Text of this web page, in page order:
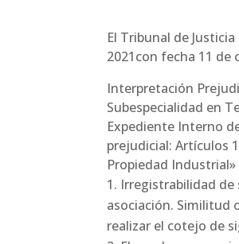
El Tribunal de
2021con fecha 11 de
Interpretación
Subespecialidad en
Expediente Interno
prejudicial: Artículos
Propiedad
Irregistrabilidad
asociación. Similitud
realizar el cotejo de